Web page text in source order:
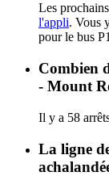
Les
l'appli. Vous
pour le bus
Combien
- Mount
Il y a 58
La ligne